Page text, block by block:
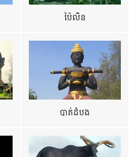
ប៉ៃលិន
បាត់ដំបង